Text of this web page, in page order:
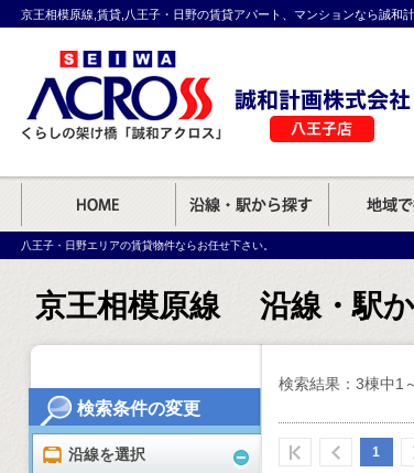
検索条件の変更
沿線を選択
京王相模原線,賃貸,八王子・日野の賃貸アパート、マンションなら誠和
八王子・日野エリアの賃貸物件ならお任せ下さい。
京王相模原線 沿線・駅
検索結果：3棟中1
1